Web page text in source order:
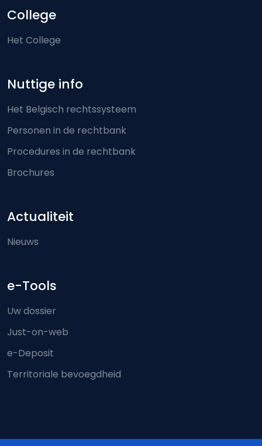
College
Het College
Nuttige info
Het Belgisch rechtssysteem
Personen in de rechtbank
Procedures in de rechtbank
Brochures
Actualiteit
Nieuws
e-Tools
Uw dossier
Just-on-web
e-Deposit
Territoriale bevoegdheid